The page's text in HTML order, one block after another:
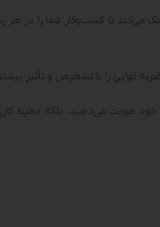
می‌کند تا کسب‌وکار شما را در
نهایی را با تشخیص و تأثیر
هویت می‌دهید، بلکه محیط کاری